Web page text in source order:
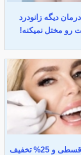
درمان دیگه زانودرد
رو مختل نمیکنه!
پرداخت قسطی و 25% تخفیف